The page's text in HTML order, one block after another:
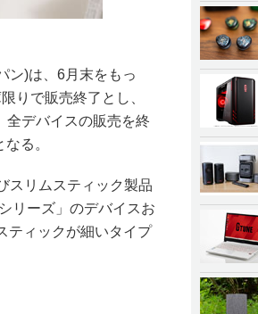
ン)は、6月末をもっ
りで販売終了とし、
全デバイスの販売を終
る。
スリムスティック製品
リーズ」のデバイスお
ティックが細いタイプ